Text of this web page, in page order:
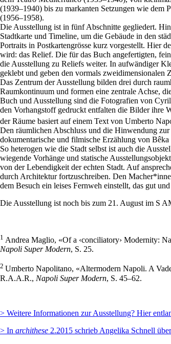
(1939–1940) bis zu markanten Setzungen wie dem
(1956–1958).
Die Ausstellung ist in fünf Abschnitte gegliedert.
Stadtkarte und Timeline, um die Gebäude in den
Portraits in Postkartengrösse kurz vorgestellt. Hier
wird: das Relief. Die für das Buch angefertigten,
die Ausstellung zu Reliefs weiter. In aufwändiger
geklebt und geben den vormals zweidimensionalen
Das Zentrum der Ausstellung bilden drei durch
Raumkontinuum und formen eine zentrale Achse,
Buch und Ausstellung sind die Fotografien von
den Vorhangstoff gedruckt entfalten die Bilder ihre
der Räume basiert auf einem Text von Umberto
Den räumlichen Abschluss und die Hinwendung
dokumentarische und filmische Erzählung von
So heterogen wie die Stadt selbst ist auch die
wiegende Vorhänge und statische
von der Lebendigkeit der echten Stadt. Auf
durch Architektur fortzuschreiben. Den
dem Besuch ein leises Fernweh einstellt, das gut
Die Ausstellung ist noch bis zum 21. August im S
1 Andrea Maglio, «Of a ‹conciliatory› Modernity:
Napoli Super Modern, S. 25.
2 Umberto Napolitano, «Altermodern Napoli. A
R.A.A.R., Napoli Super Modern, S. 45–62.
> Weitere Informationen zur Ausstellung? Hier
> In archithese 2.2015 schrieb Angelika Schnell